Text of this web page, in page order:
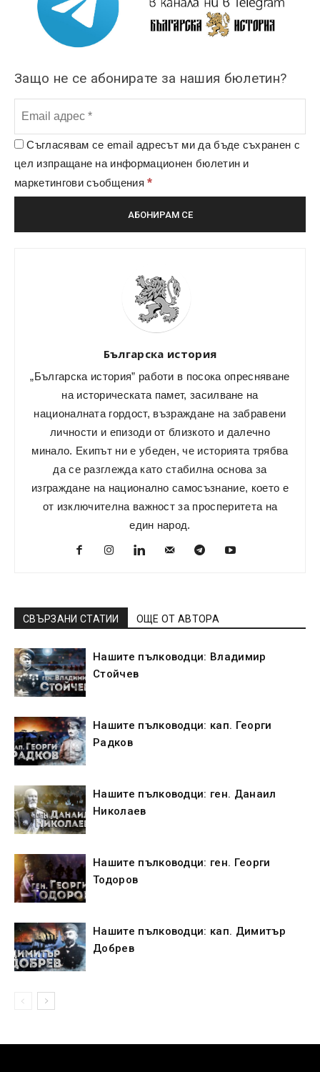
Защо не се абонирате за нашия бюлетин?
Съгласявам се email адресът ми да бъде съхранен с
цел изпращане на информационен бюлетин и
маркетингови съобщения*
Българска история
„Българска история” работи в посока опресняване
на историческата памет, засилване на
националната гордост, възраждане на забравени
личности и епизоди от близкото и далечно
минало. Екипът ни е убеден, че историята трябва
да се разглежда като стабилна основа за
изграждане на национално самосъзнание, което е
от изключителна важност за просперитета на
един народ.
СВЪРЗАНИ СТАТИИ ОЩЕ ОТ АВТОРА
Нашите пълководци: Владимир
Стойчев
Нашите пълководци: кап. Георги
Радков
Нашите пълководци: ген. Данаил
Николаев
Нашите пълководци: ген. Георги
Тодоров
Нашите пълководци: кап. Димитър
Добрев